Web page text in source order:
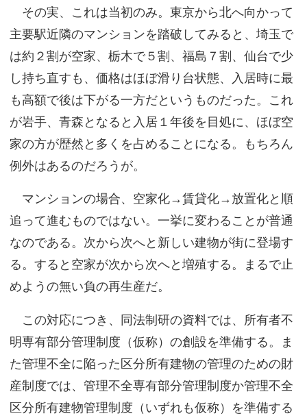
その実、これは当初のみ。東京から北へ向かって
主要駅近隣のマンションを踏破してみると、埼玉で
は約２割が空家、栃木で５割、福島７割、仙台で少
し持ち直すも、価格はほぼ滑り台状態、入居時に最
も高額で後は下がる一方だというものだった。これ
が岩手、青森となると入居１年後を目処に、ほぼ空
家の方が歴然と多くを占めることになる。もちろん
例外はあるのだろうが。
マンションの場合、空家化→賃貸化→放置化と順
追って進むものではない。一挙に変わることが普通
なのである。次から次へと新しい建物が街に登場す
る。すると空家が次から次へと増殖する。まるで止
めようの無い負の再生産だ。
この対応につき、同法制研の資料では、所有者不
明専有部分管理制度（仮称）の創設を準備する。ま
た管理不全に陥った区分所有建物の管理のための財
産制度では、管理不全専有部分管理制度か管理不全
区分所有建物管理制度（いずれも仮称）を準備する